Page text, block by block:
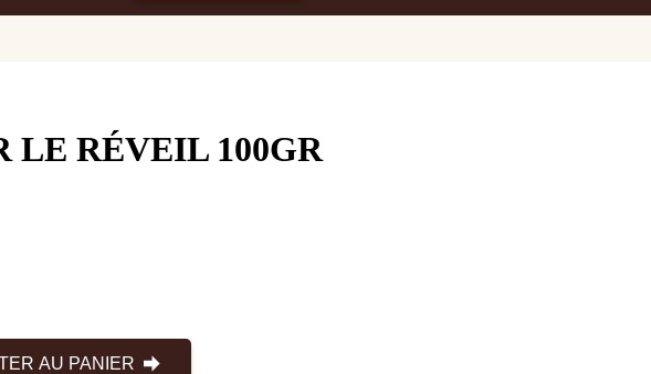
LE RÉVEIL 100GR
AU PANIER